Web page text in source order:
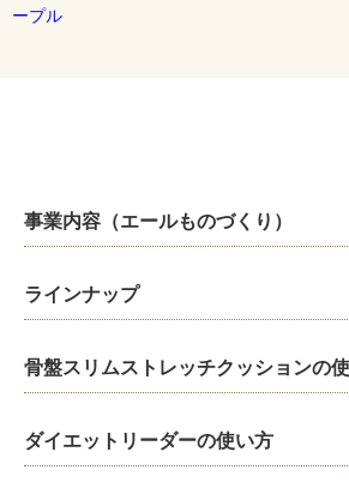
ープル
事業内容（エールものづくり）
ラインナップ
骨盤スリムストレッチクッションの
ダイエットリーダーの使い方